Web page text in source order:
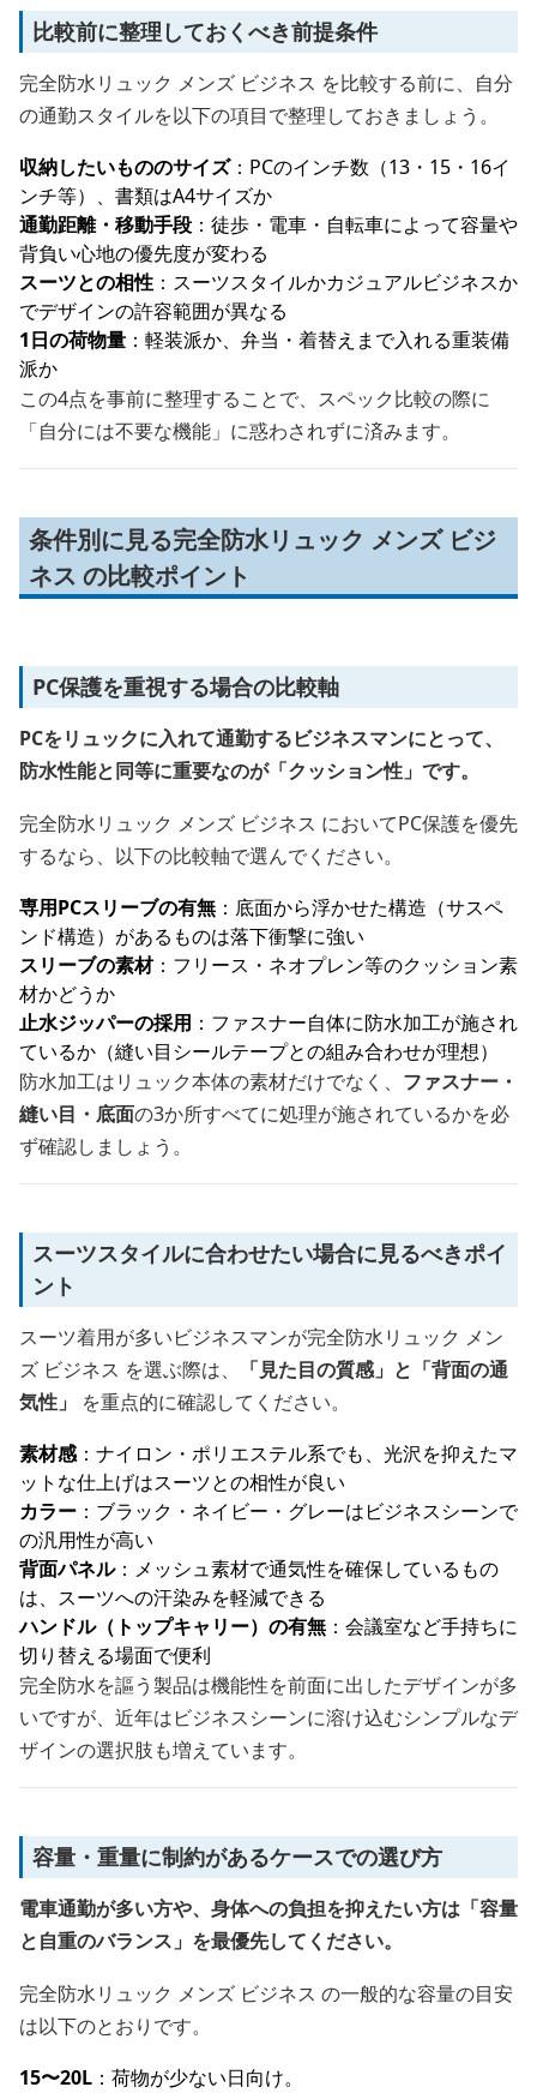
比較前に整理しておくべき前提条件
完全防水リュック メンズ ビジネス を比較する前に、自分
の通勤スタイルを以下の項目で整理しておきましょう。
収納したいもののサイズ：PCのインチ数（13・15・16イ
ンチ等）、書類はA4サイズか
通勤距離・移動手段 ：徒歩・電車・自転車によって容量や
背負い心地の優先度が変わる
スーツとの相性 ：スーツスタイルかカジュアルビジネスか
でデザインの許容範囲が異なる
1日の荷物量 ：軽装派か、弁当・着替えまで入れる重装備
派か
この4点を事前に整理することで、スペック比較の際に
「自分には不要な機能」に惑わされずに済みます。
条件別に見る完全防水リュック メンズ ビジ
ネス の比較ポイント
PC保護を重視する場合の比較軸
PCをリュックに入れて通勤するビジネスマンにとって、
防水性能と同等に重要なのが「クッション性」です。
完全防水リュック メンズ ビジネス においてPC保護を優先
するなら、以下の比較軸で選んでください。
専用PCスリーブの有無 ：底面から浮かせた構造（サスペ
ンド構造）があるものは落下衝撃に強い
スリーブの素材：フリース・ネオプレン等のクッション素
材かどうか
止水ジッパーの採用 ：ファスナー自体に防水加工が施され
ているか（縫い目シールテープとの組み合わせが理想）
防水加工はリュック本体の素材だけでなく、 ファスナー・
縫い目・底面の3か所すべてに処理が施されているかを必
ず確認しましょう。
スーツスタイルに合わせたい場合に見るべきポイ
ント
スーツ着用が多いビジネスマンが完全防水リュック メン
ズ ビジネス を選ぶ際は、
「見た目の質感」と「背面の通
気性」
を重点的に確認してください。
素材感：ナイロン・ポリエステル系でも、光沢を抑えたマ
ットな仕上げはスーツとの相性が良い
カラー ：ブラック・ネイビー・グレーはビジネスシーンで
の汎用性が高い
背面パネル：メッシュ素材で通気性を確保しているもの
は、スーツへの汗染みを軽減できる
ハンドル（トップキャリー）の有無 ：会議室など手持ちに
切り替える場面で便利
完全防水を謳う製品は機能性を前面に出したデザインが多
いですが、近年はビジネスシーンに溶け込むシンプルなデ
ザインの選択肢も増えています。
容量・重量に制約があるケースでの選び方
電車通勤が多い方や、身体への負担を抑えたい方は「容量
と自重のバランス」を最優先してください。
完全防水リュック メンズ ビジネス の一般的な容量の目安
は以下のとおりです。
15〜20L ：荷物が少ない日向け。